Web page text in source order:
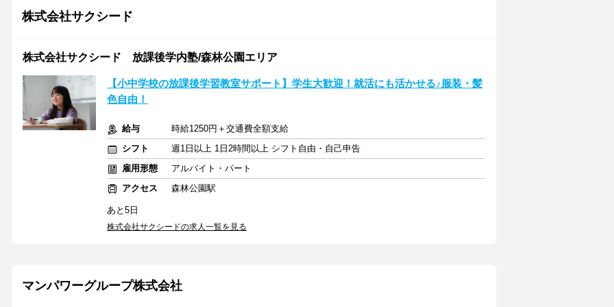
株式会社サクシード
株式会社サクシード 放課後学内塾/森林公園エリア
【小中学校の放課後学習教室サポート】学生大歓迎！就活にも活かせる♪服装・髪
色自由！
給与
時給1250円＋交通費全額支給
シフト
週1日以上 1日2時間以上 シフト自由・自己申告
雇用形態
アルバイト・パート
アクセス
森林公園駅
あと5日
株式会社サクシードの求人一覧を見る
マンパワーグループ株式会社